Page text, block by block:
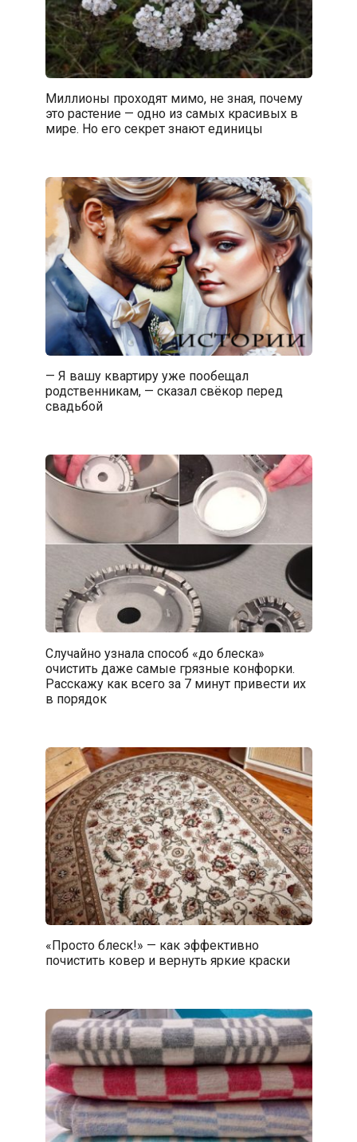
Миллионы проходят мимо, не зная, почему
это растение — одно из самых красивых в
мире. Но его секрет знают единицы
— Я вашу квартиру уже пообещал
родственникам, — сказал свёкор перед
свадьбой
Случайно узнала способ «до блеска»
очистить даже самые грязные конфорки.
Расскажу как всего за 7 минут привести их
в порядок
«Просто блеск!» — как эффективно
почистить ковер и вернуть яркие краски